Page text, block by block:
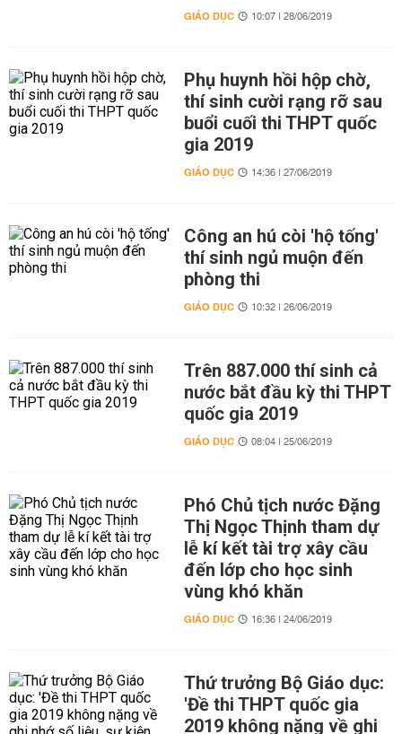
GIÁO DỤC 10:07 | 28/06/2019
Phụ huynh hồi hộp chờ,
thí sinh cười rạng rỡ sau
buổi cuối thi THPT quốc
gia 2019
GIÁO DỤC 14:36 | 27/06/2019
Công an hú còi 'hộ tống'
thí sinh ngủ muộn đến
phòng thi
GIÁO DỤC 10:32 | 26/06/2019
Trên 887.000 thí sinh cả
nước bắt đầu kỳ thi THPT
quốc gia 2019
GIÁO DỤC 08:04 | 25/06/2019
Phó Chủ tịch nước Đặng
Thị Ngọc Thịnh tham dự
lễ kí kết tài trợ xây cầu
đến lớp cho học sinh
vùng khó khăn
GIÁO DỤC 16:36 | 24/06/2019
Thứ trưởng Bộ Giáo dục:
'Đề thi THPT quốc gia
2019 không nặng về ghi